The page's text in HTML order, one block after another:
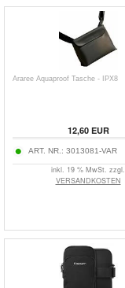
Araree Aquaproof Tasche - IPX8
12,60EUR
ART. NR.: 3013081-VAR
inkl. 19 % MwSt. zzgl.
VERSANDKOSTEN